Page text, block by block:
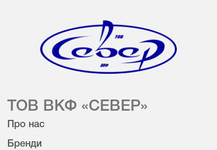
ТОВ ВКФ «СЕВЕР»
Про нас
Бренди